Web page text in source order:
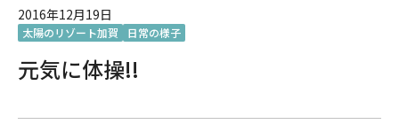
2016年12月19日
太陽のリゾート加賀 日常の様子
元気に体操!!